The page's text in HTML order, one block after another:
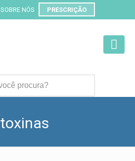
SOBRE NÓS PRESCRIÇÃO
toxinas